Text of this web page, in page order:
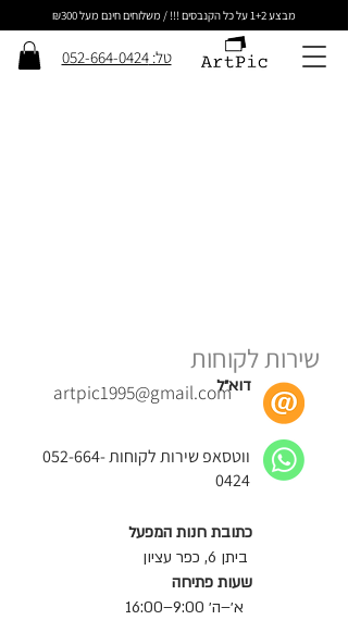
מבצע 1+2 על כל הקנבסים !!! / משלוחים חינם מעל ₪300
טל: 052-664-0424
שירות לקוחות
דוא״לartpic1995@gmail.com
ווטסאפ שירות לקוחות052-664-
0424
כתובת חנות המפעל
ביתן 6, כפר עציון
שעות פתיחה
א׳–ה׳ 9:00–16:00